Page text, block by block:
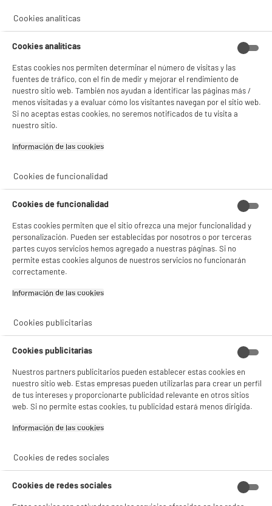
product_anchor_characteristics
2
Hastaagosto 2029
Características
Tipo de producto
Colores Varios Colores
Materia principal Algodón
Características adicionales
Dimensiones del producto
AL 38 cm x AN 25 cm x PR 1
Gestionar cookies
Cookies analíticas
Cookies analíticas
Estas cookies nos permiten determinar el número de visitas y las
fuentes de tráfico, con el fin de medir y mejorar el rendimiento de
nuestro sitio web. También nos ayudan a identificar las páginas más /
menos visitadas y a evaluar cómo los visitantes navegan por el sitio web.
Si no aceptas estas cookies, no seremos notificados de tu visita a
nuestro sitio.
Información de las cookies‎
Cookies de funcionalidad
Cookies de funcionalidad
Estas cookies permiten que el sitio ofrezca una mejor funcionalidad y
personalización. Pueden ser establecidas por nosotros o por terceras
partes cuyos servicios hemos agregado a nuestras páginas. Si no
permite estas cookies algunos de nuestros servicios no funcionarán
correctamente.
Información de las cookies‎
Cookies publicitarias
Cookies publicitarias
Nuestros partners publicitarios pueden establecer estas cookies en
nuestro sitio web. Estas empresas pueden utilizarlas para crear un perfil
de tus intereses y proporcionarte publicidad relevante en otros sitios
web. Si no permite estas cookies, tu publicidad estará menos dirigida.
Información de las cookies‎
Cookies de redes sociales
Cookies de redes sociales